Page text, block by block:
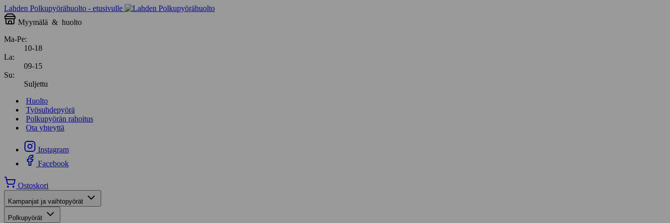
Lahden Polkupyörähuolto - etusivulle
Myymälä & huolto
Ma-Pe:
10-18
La:
09-15
Su:
Suljettu
Huolto
Työsuhdepyörä
Polkupyörän rahoitus
Ota yhteyttä
Instagram
Facebook
Ostoskori
Kampanjat ja vaihtopyörät
Polkupyörät